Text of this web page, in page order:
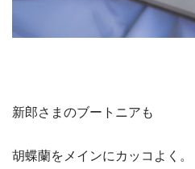
新郎さまのブートニアも
胡蝶蘭をメインにカッコよく。